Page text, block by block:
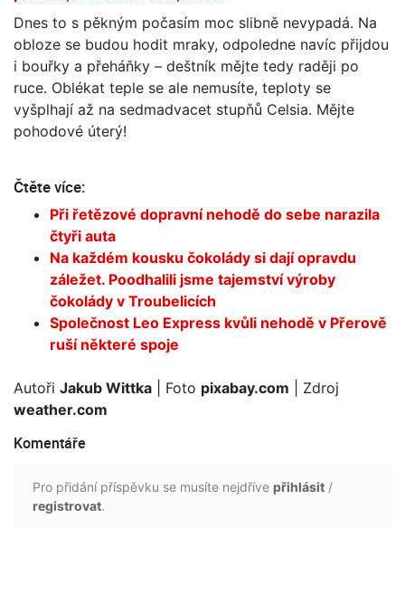
Dnes to s pěkným počasím moc slibně nevypadá. Na
obloze se budou hodit mraky, odpoledne navíc přijdou
i bouřky a přeháňky – deštník mějte tedy raději po
ruce. Oblékat teple se ale nemusíte, teploty se
vyšplhají až na sedmadvacet stupňů Celsia. Mějte
pohodové úterý!
Čtěte více:
Při řetězové dopravní nehodě do sebe narazila
čtyři auta
Na každém kousku čokolády si dají opravdu
záležet. Poodhalili jsme tajemství výroby
čokolády v Troubelicích
Společnost Leo Express kvůli nehodě v Přerově
ruší některé spoje
Autoři Jakub Wittka | Foto pixabay.com | Zdroj
weather.com
Komentáře
Pro přidání příspěvku se musíte nejdříve přihlásit /
registrovat.